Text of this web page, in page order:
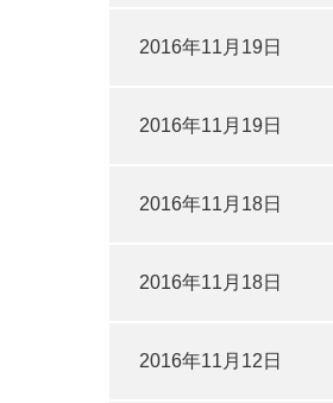
2016年11月19日
2016年11月19日
2016年11月18日
2016年11月18日
2016年11月12日